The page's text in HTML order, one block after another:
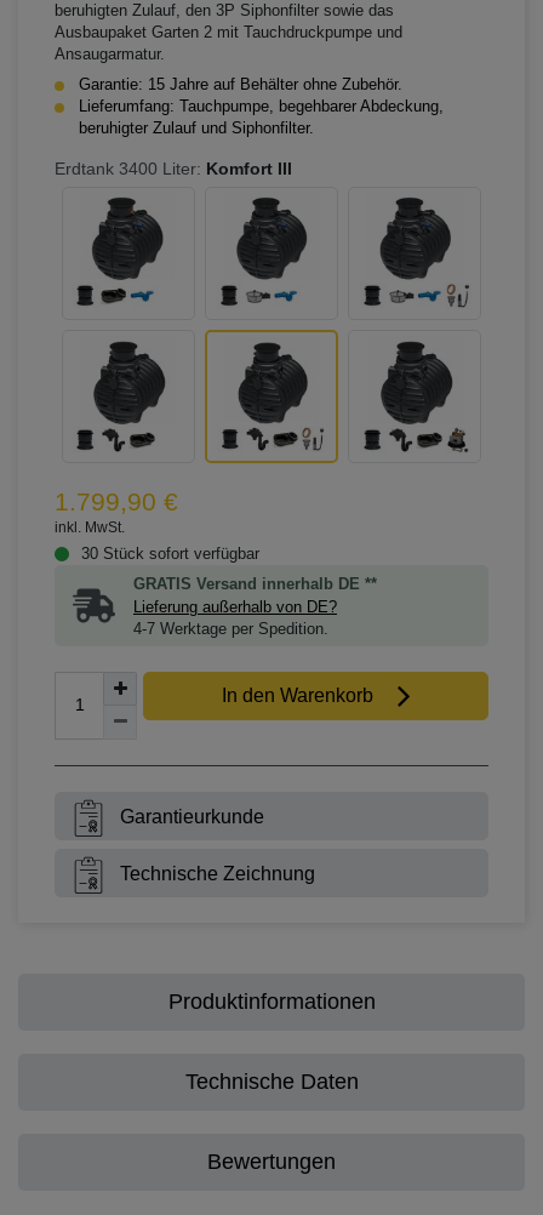
beruhigten Zulauf, den 3P Siphonfilter sowie das
Ausbaupaket Garten 2 mit Tauchdruckpumpe und
Ansaugarmatur.
Garantie: 15 Jahre auf Behälter ohne Zubehör.
Lieferumfang: Tauchpumpe, begehbarer Abdeckung,
beruhigter Zulauf und Siphonfilter.
Erdtank 3400 Liter: Komfort III
1.799,90 €
inkl. MwSt.
30 Stück sofort verfügbar
GRATIS Versand innerhalb DE **
Lieferung außerhalb von DE?
4-7 Werktage per Spedition.
In den Warenkorb
Garantieurkunde
Technische Zeichnung
Produktinformationen
Technische Daten
Bewertungen